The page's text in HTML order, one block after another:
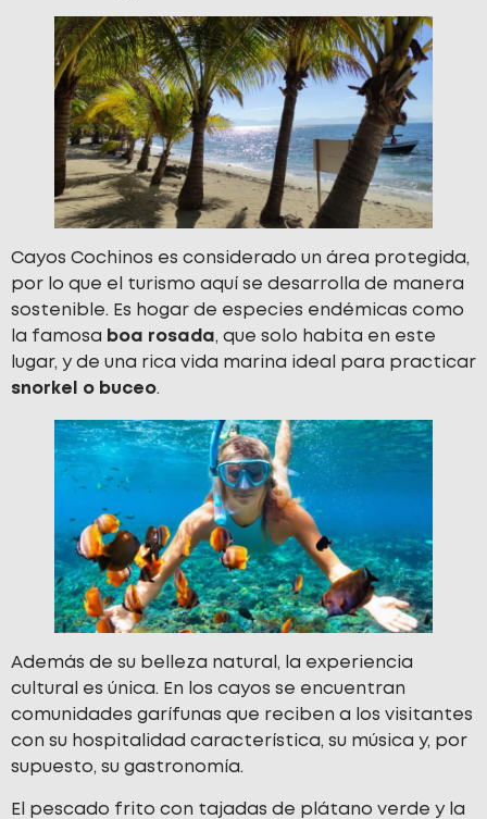
Cayos Cochinos es considerado un área protegida,
por lo que el turismo aquí se desarrolla de manera
sostenible. Es hogar de especies endémicas como
la famosa boa rosada, que solo habita en este
lugar, y de una rica vida marina ideal para practicar
snorkel o buceo.
Además de su belleza natural, la experiencia
cultural es única. En los cayos se encuentran
comunidades garífunas que reciben a los visitantes
con su hospitalidad característica, su música y, por
supuesto, su gastronomía.
El pescado frito con tajadas de plátano verde y la